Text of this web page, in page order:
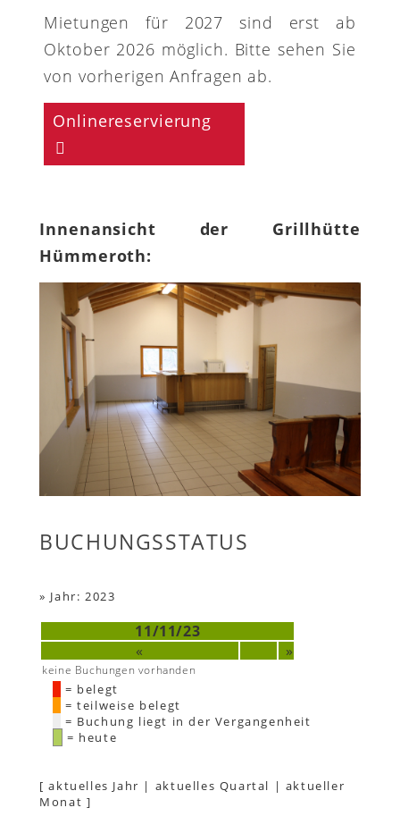
Mietungen für 2027 sind erst ab
Oktober 2026 möglich. Bitte sehen Sie
von vorherigen Anfragen ab.
Onlinereservierung
Innenansicht der Grillhütte
Hümmeroth:
BUCHUNGSSTATUS
» Jahr: 2023
11/11/23
«
»
keine Buchungen vorhanden
= belegt
= teilweise belegt
= Buchung liegt in der Vergangenheit
= heute
[aktuelles Jahr | aktuelles Quartal | aktueller
Monat ]